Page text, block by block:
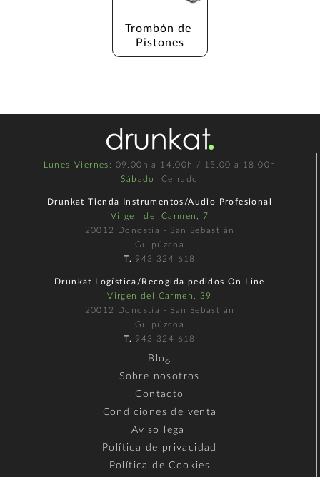
Trombón de
Pistones
Lunes-Viernes : 09.00h a 14.00h / 15.00 a 18.00h
Sábado : Cerrado
Drunkat Tienda Instrumentos/Audio Profesional
Virgen del Carmen, 7
20012 Donostia - San Sebastián
Guipúzcoa
T. 943 324 618
Drunkat Logística/Recogida pedidos On Line
Virgen del Carmen, 39
20012 Donostia - San Sebastián
Guipúzcoa
T. 943 324 618
Blog
Sobre nosotros
Contacto
Condiciones de venta
Aviso legal
Política de privacidad
Política de Cookies